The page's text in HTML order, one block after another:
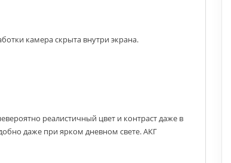
камера скрыта внутри экрана.
реалистичный цвет и контраст даже в
даже при ярком дневном свете. АКГ